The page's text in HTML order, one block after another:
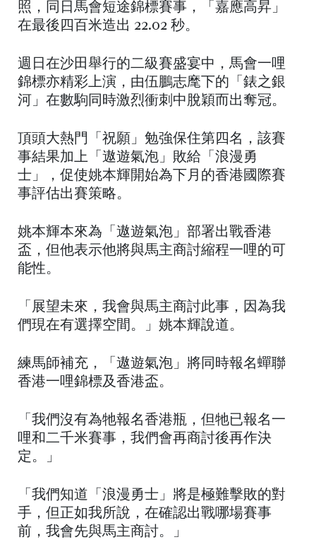
照，同日馬會短途錦標賽事，「嘉應高昇」
在最後四百米造出 22.02 秒。
週日在沙田舉行的二級賽盛宴中，馬會一哩
錦標亦精彩上演，由伍鵬志麾下的「錶之銀
河」在數駒同時激烈衝刺中脫穎而出奪冠。
頂頭大熱門「祝願」勉強保住第四名，該賽
事結果加上「遨遊氣泡」敗給「浪漫勇
士」，促使姚本輝開始為下月的香港國際賽
事評估出賽策略。
姚本輝本來為「遨遊氣泡」部署出戰香港
盃，但他表示他將與馬主商討縮程一哩的可
能性。
「展望未來，我會與馬主商討此事，因為我
們現在有選擇空間。」姚本輝說道。
練馬師補充，「遨遊氣泡」將同時報名蟬聯
香港一哩錦標及香港盃。
「我們沒有為牠報名香港瓶，但牠已報名一
哩和二千米賽事，我們會再商討後再作決
定。」
「我們知道「浪漫勇士」將是極難擊敗的對
手，但正如我所說，在確認出戰哪場賽事
前，我會先與馬主商討。」